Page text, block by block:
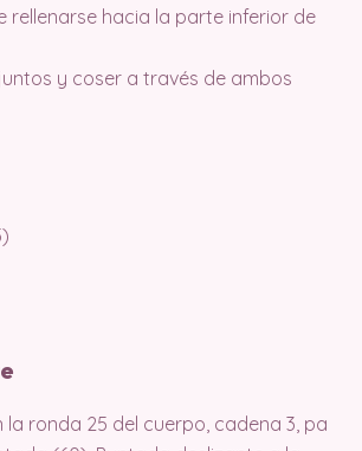
rellenarse hacia la parte inferior de
y coser a través de ambos
la ronda 25 del cuerpo, cadena 3, pa